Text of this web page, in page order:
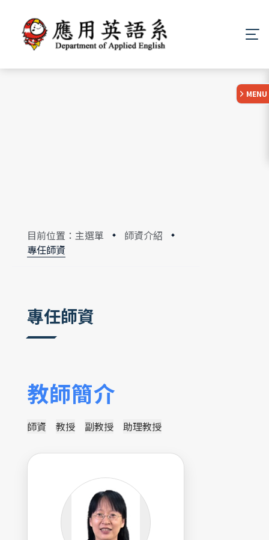
目前位置：主選單
師資介紹
專任師資
:::
MENU
專任師資
教師簡介
師資 教授 副教授 助理教授